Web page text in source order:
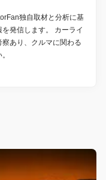
独自取材と分析に基
発信します。 カーライ
あり、クルマに関わる